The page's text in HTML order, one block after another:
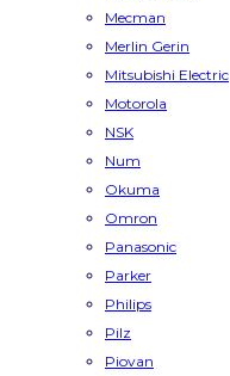
Mecman
Merlin Gerin
Mitsubishi Electric
Motorola
NSK
Num
Okuma
Omron
Panasonic
Parker
Philips
Pilz
Piovan